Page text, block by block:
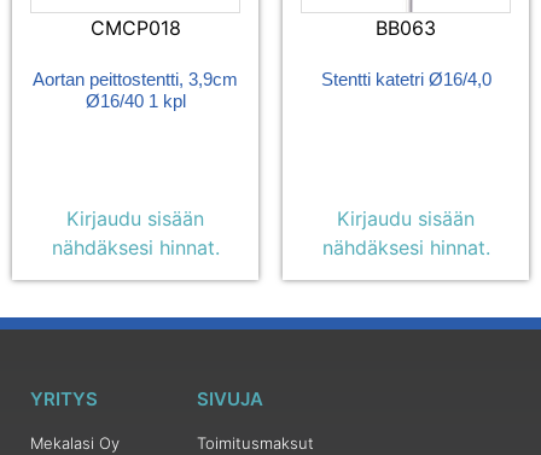
CMCP018
Aortan peittostentti, 3,9cm
Ø16/40 1 kpl
Kirjaudu sisään
nähdäksesi hinnat.
BB063
Stentti katetri Ø16/4,0
Kirjaudu sisään
nähdäksesi hinnat.
YRITYS
Mekalasi Oy
SIVUJA
Toimitusmaksut